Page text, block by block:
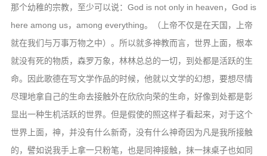
那个幼稚的宗教，至少可以说：God is not only in heaven，God is
here among us，among everything。（上帝不仅是在天国，上帝
就在我们与万事万物之中）。所以就多神教而言，世界上面，根本
就没有死的物质，森罗万象，林林总总的一切，到处都是活跃的生
命。因此歌德在写文学作品的时候，他就以文学的幻想，要想尽情
尽理地拿自己的生命去接触外在欣欣向荣的生命，好像到处都是彰
显出一种生机活跃的世界。但是假使的照这样子看起来，对于这个
世界上面，神，并没有什么新奇，没有什么神奇因为凡是我所接触
的，譬如说我手上拿一只粉笔，也是同神接触，抹一抹桌子也如同